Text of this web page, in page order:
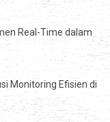
Real-Time dalam
Monitoring Efisien di